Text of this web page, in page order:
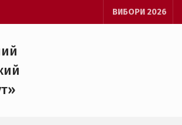
ВИБОРИ 2026